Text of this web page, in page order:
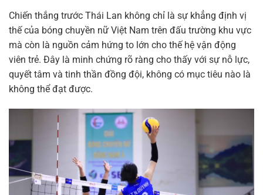
Chiến thắng trước Thái Lan không chỉ là sự khẳng định vị
thế của bóng chuyền nữ Việt Nam trên đấu trường khu vực
mà còn là nguồn cảm hứng to lớn cho thế hệ vận động
viên trẻ. Đây là minh chứng rõ ràng cho thấy với sự nỗ lực,
quyết tâm và tinh thần đồng đội, không có mục tiêu nào là
không thể đạt được.